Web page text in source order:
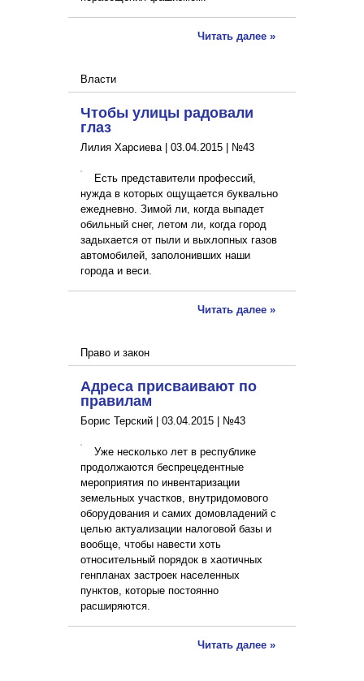
Читать далее »
Власти
Чтобы улицы радовали
глаз
Лилия Харсиева | 03.04.2015 №43
Есть представители профессий,
нужда в которых ощущается буквально
ежедневно. Зимой ли, когда выпадет
обильный снег, летом ли, когда город
задыхается от пыли и выхлопных газов
автомобилей, заполонивших наши
города и веси.
Читать далее »
Право и закон
Адреса присваивают по
правилам
Борис Терский | 03.04.2015 №43
Уже несколько лет в республике
продолжаются беспрецедентные
мероприятия по инвентаризации
земельных участков, внутридомового
оборудования и самих домовладений с
целью актуализации налоговой базы и
вообще, чтобы навести хоть
относительный порядок в хаотичных
генпланах застроек населенных
пунктов, которые постоянно
расширяются.
Читать далее »